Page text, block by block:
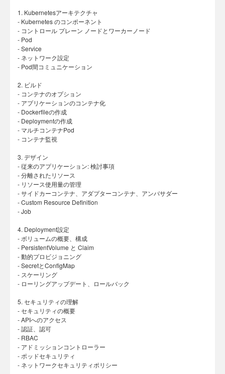
1. Kubernetesアーキテクチャ
- Kubernetes のコンポーネント
- コントロール プレーン ノードとワーカーノード
- Pod
- Service
- ネットワーク設定
- Pod間コミュニケーション
2. ビルド
- コンテナのオプション
- アプリケーションのコンテナ化
- Dockerfileの作成
- Deploymentの作成
- マルチコンテナPod
- コンテナ監視
3. デザイン
- 従来のアプリケーション: 検討事項
- 分離されたリソース
- リソース使用量の管理
- サイドカーコンテナ、アダプターコンテナ、アンバサダー
- Custom Resource Definition
- Job
4. Deployment設定
- ボリュームの概要、構成
- PersistentVolume と Claim
- 動的プロビジョニング
- SecretとConfigMap
- スケーリング
- ローリングアップデート、ロールバック
5. セキュリティの理解
- セキュリティの概要
- APIへのアクセス
- 認証、認可
- RBAC
- アドミッションコントローラー
- ポッドセキュリティ
- ネットワークセキュリティポリシー